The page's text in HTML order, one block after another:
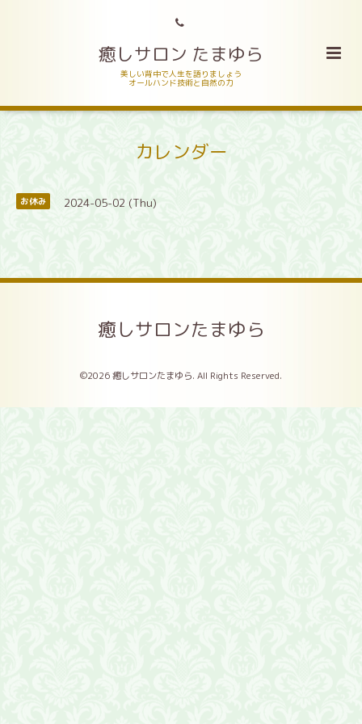
癒しサロン たまゆら
美しい背中で人生を語りましょう
オールハンド技術と自然の力
カレンダー
お休み 2024-05-02 (Thu)
癒しサロンたまゆら
©2026癒しサロンたまゆら. All Rights Reserved.